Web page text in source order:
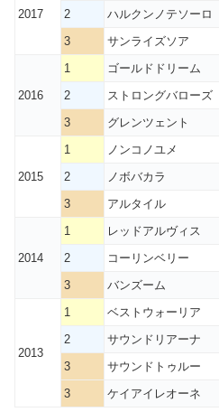
2017
2
ハルクンノテソーロ
3
サンライズソア
2016
1 ゴールドドリーム
2
ストロングバローズ
3
グレンツェント
2015
1 ノンコノユメ
2
ノボバカラ
3
アルタイル
2014
1 レッドアルヴィス
2
コーリンベリー
3
バンズーム
2013
1 ベストウォーリア
2
サウンドリアーナ
3
サウンドトゥルー
3
ケイアイレオーネ